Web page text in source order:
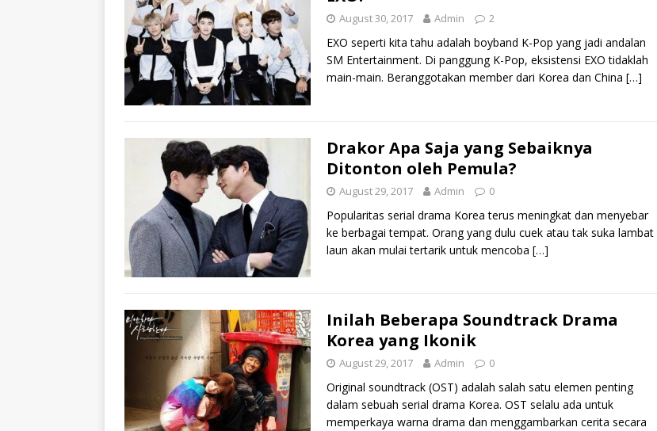
August 30, 2017 Admin 2
EXO seperti kita tahu adalah boyband K-Pop yang jadi andalan
SM Entertainment. Di panggung K-Pop, eksistensi EXO tidaklah
main-main. Beranggotakan member dari Korea dan China […]
Drakor Apa Saja yang Sebaiknya
Ditonton oleh Pemula?
August 29, 2017 Admin 0
Popularitas serial drama Korea terus meningkat dan menyebar
ke berbagai tempat. Orang yang dulu cuek atau tak suka lambat
laun akan mulai tertarik untuk mencoba […]
Inilah Beberapa Soundtrack Drama
Korea yang Ikonik
August 29, 2017 Admin 0
Original soundtrack (OST) adalah salah satu elemen penting
dalam sebuah serial drama Korea. OST selalu ada untuk
memperkaya warna drama dan menggambarkan cerita secara